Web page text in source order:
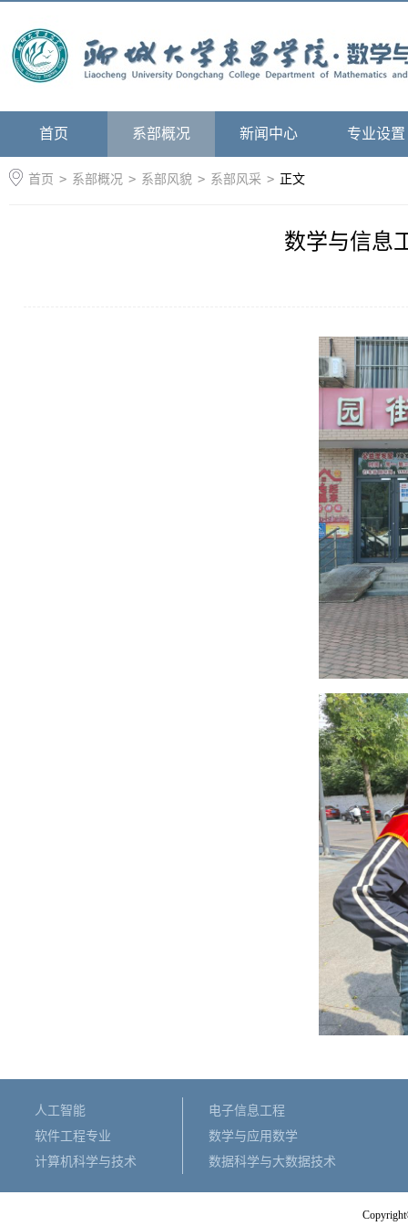
首页 系部概况 新闻中心 专业设置
首页 > 系部概况 > 系部风貌 > 系部风采 > 正文
数学与信息
人工智能
软件工程专业
计算机科学与技术
电子信息工程
数学与应用数学
数据科学与大数据技术